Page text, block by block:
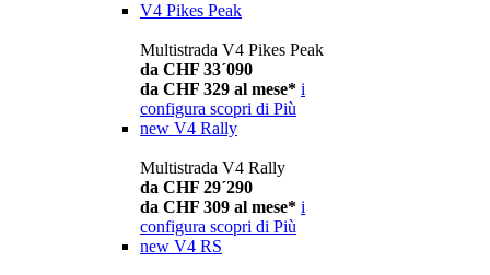
V4 Pikes Peak
Multistrada V4 Pikes Peak
da CHF 33´090
da CHF 329 al mese* i
configura scopri di Più
new V4 Rally
Multistrada V4 Rally
da CHF 29´290
da CHF 309 al mese* i
configura scopri di Più
new V4 RS